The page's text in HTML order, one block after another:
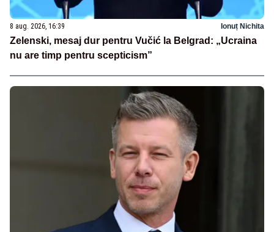
8 aug. 2026, 16:39 Ionuț Nichita
Zelenski, mesaj dur pentru Vučić la Belgrad: „Ucraina
nu are timp pentru scepticism”